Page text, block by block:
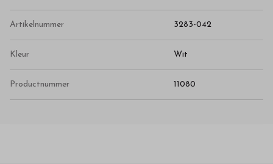
Artikelnummer 3283-042
Kleur Wit
Productnummer 11080